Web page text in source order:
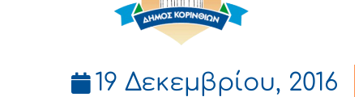
19 Δεκεμβρίου, 2016